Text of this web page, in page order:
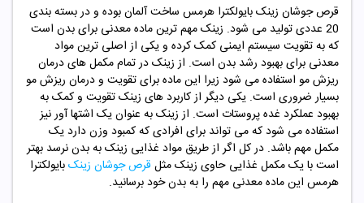
قرص جوشان زینک بایولکترا هرمس ساخت آلمان بوده و در بسته بندی
20 عددی تولید می شود. زینک مهم ترین ماده معدنی برای بدن است
که به تقویت سیستم ایمنی کمک کرده و یکی از اصلی ترین مواد
معدنی برای بهبود رشد بدن است. از زینک در تمام مکمل های درمان
ریزش مو استفاده می شود زیرا این ماده برای تقویت و درمان ریزش مو
بسیار ضروری است. یکی دیگر از کاربرد های زینک تقویت و کمک به
بهبود عملکرد غده پروستات است. از زینک به عنوان یک اشتها آور نیز
استفاده می شود که می تواند برای افرادی که کمبود وزن دارد یک
مکمل مهم باشد. در کل اگر از طریق مواد غذایی زینک به بدن نرسد بهتر
است با یک مکمل غذایی حاوی زینک مثل قرص جوشان زینکبایولکترا
هرمس این ماده معدنی مهم را به بدن خود برسانید.